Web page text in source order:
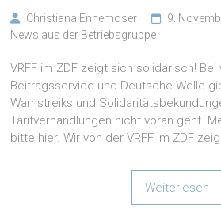
Christiana Ennemoser 9.
News aus der Betriebsgruppe
VRFF im ZDF zeigt sich solidarisch! Bei
Beitragsservice und Deutsche Welle
Warnstreiks und
Tarifverhandlungen nicht voran geht.
bitte hier. Wir von der VRFF im ZDF
Weiterlesen